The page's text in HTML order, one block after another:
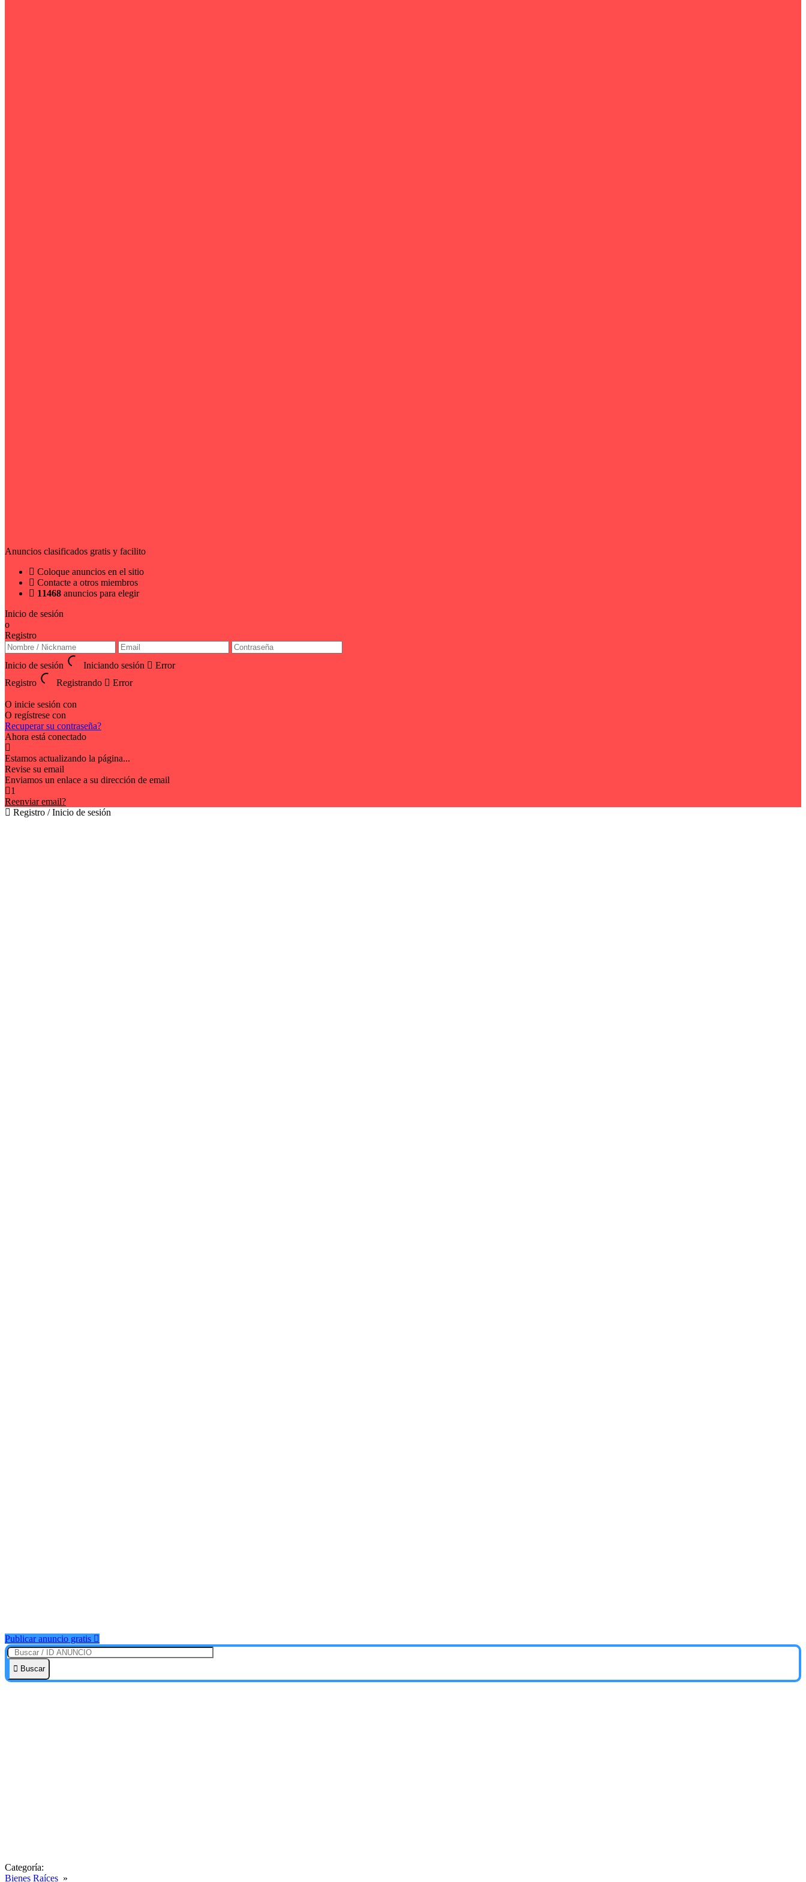
Anuncios clasificados gratis y facilito
Coloque anuncios en el sitio
Contacte a otros miembros
11468 anuncios para elegir
Inicio de sesión
o
Registro
Inicio de sesión Iniciando sesión
Error
Registro
Registrando Error
O inicie sesión con
O regístrese con
Recuperar su contraseña?
Ahora está conectado
Estamos actualizando la página...
Revise su email
Enviamos un enlace a su dirección de email
1
Reenviar email?
Registro / Inicio de sesión
Publicar anuncio gratis
Buscar
Categoría:
Bienes Raíces »